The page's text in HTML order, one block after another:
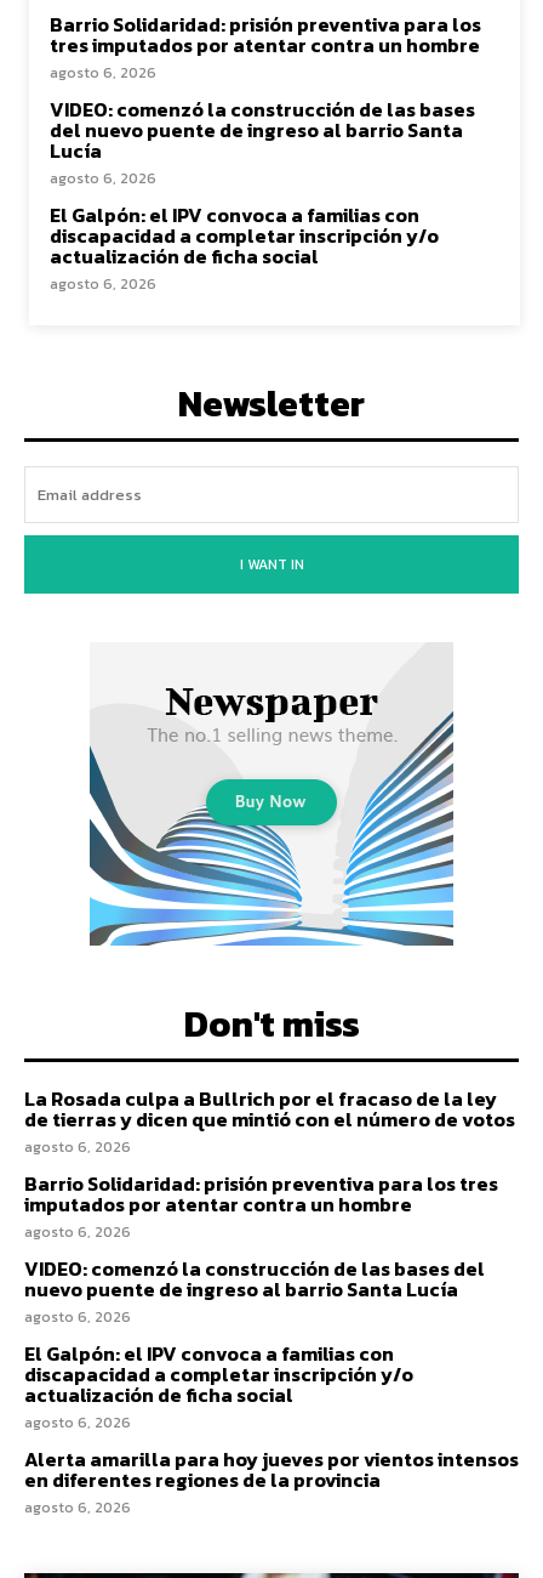
Barrio Solidaridad: prisión preventiva para los
tres imputados por atentar contra un hombre
agosto 6, 2026
VIDEO: comenzó la construcción de las bases
del nuevo puente de ingreso al barrio Santa
Lucía
agosto 6, 2026
El Galpón: el IPV convoca a familias con
discapacidad a completar inscripción y/o
actualización de ficha social
agosto 6, 2026
Newsletter
I WANT IN
Don't miss
La Rosada culpa a Bullrich por el fracaso de la ley
de tierras y dicen que mintió con el número de votos
agosto 6, 2026
Barrio Solidaridad: prisión preventiva para los tres
imputados por atentar contra un hombre
agosto 6, 2026
VIDEO: comenzó la construcción de las bases del
nuevo puente de ingreso al barrio Santa Lucía
agosto 6, 2026
El Galpón: el IPV convoca a familias con
discapacidad a completar inscripción y/o
actualización de ficha social
agosto 6, 2026
Alerta amarilla para hoy jueves por vientos intensos
en diferentes regiones de la provincia
agosto 6, 2026